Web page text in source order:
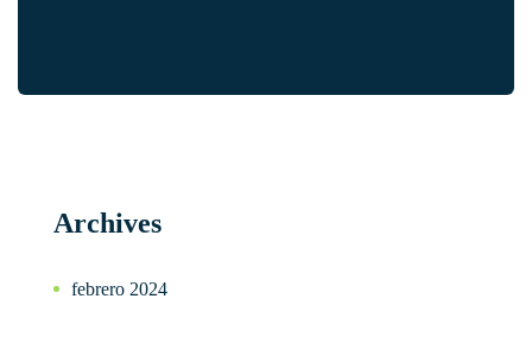
Archives
febrero 2024